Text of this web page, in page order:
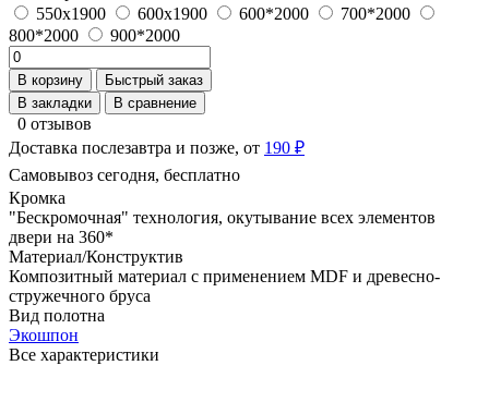
550x1900
600x1900 600*2000
700*2000
800*2000
900*2000
В корзину
Быстрый заказ
В закладки
В сравнение
0 отзывов
Доставка послезавтра и позже, от 190 ₽
Самовывоз сегодня, бесплатно
Кромка
"Бескромочная" технология, окутывание всех элементов
двери на 360*
Материал/Конструктив
Композитный материал с применением MDF и древесно-
стружечного бруса
Вид полотна
Экошпон
Все характеристики